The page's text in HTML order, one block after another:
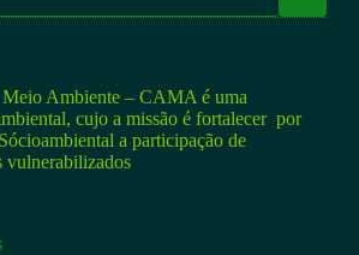
Ambiente – CAMA é uma
cujo a missão é fortalecer por
a participação de
vulnerabilizados